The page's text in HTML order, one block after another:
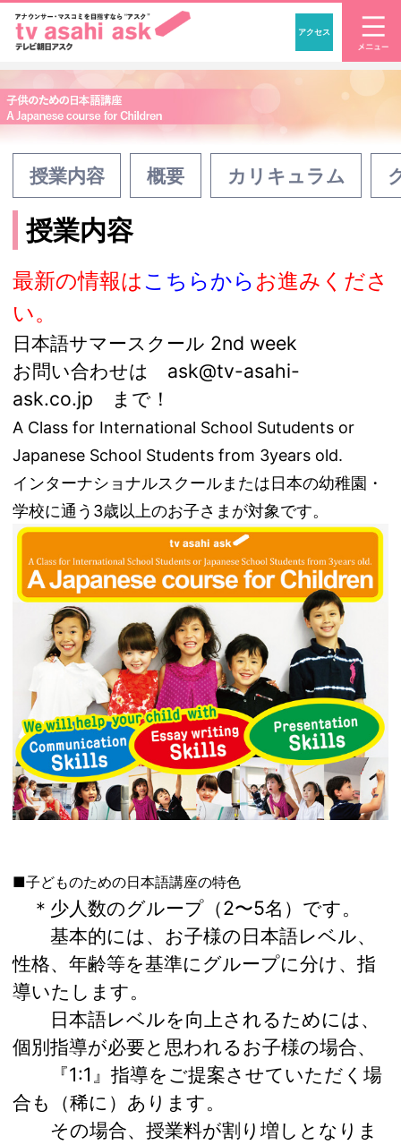
「アナウンサー・マス
アクセス
授業内容 概要 カリキュラム
授業内容
最新の情報はこちらから お進みくださ
い。
日本語サマースクール 2nd week
お問い合わせは ask@tv-asahi-
ask.co.jp まで！
A Class for International School Sutudents or
Japanese School Students from 3years old.
インターナショナルスクールまたは日本の幼稚園・
学校に通う3歳以上のお子さまが対象です。
■子どものための日本語講座の特色
＊少人数のグループ（2〜5名）です。
基本的には、お子様の日本語レベル、
性格、年齢等を基準にグループに分け、指
導いたします。
日本語レベルを向上されるためには、
個別指導が必要と思われるお子様の場合、
『1:1』指導をご提案させていただく場
合も（稀に）あります。
その場合、授業料が割り増しとなりま